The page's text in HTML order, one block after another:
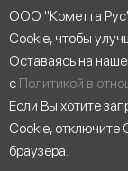
ООО "Кометта
Cookie, чтобы
Оставаясь на
с Политикой в
Если Вы хотите
Cookie, отключите
браузера.